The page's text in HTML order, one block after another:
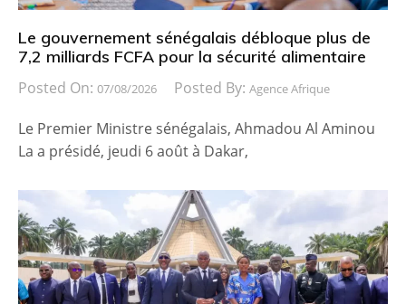
Le gouvernement sénégalais débloque plus de
7,2 milliards FCFA pour la sécurité alimentaire
Posted On: 07/08/2026 Posted By: Agence Afrique
Le Premier Ministre sénégalais, Ahmadou Al Aminou
La a présidé, jeudi 6 août à Dakar,